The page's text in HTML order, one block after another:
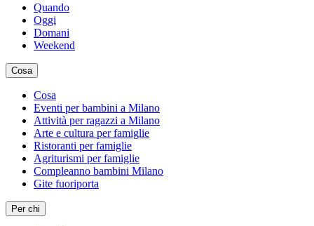
Quando
Oggi
Domani
Weekend
Cosa
Cosa
Eventi per bambini a Milano
Attività per ragazzi a Milano
Arte e cultura per famiglie
Ristoranti per famiglie
Agriturismi per famiglie
Compleanno bambini Milano
Gite fuoriporta
Per chi